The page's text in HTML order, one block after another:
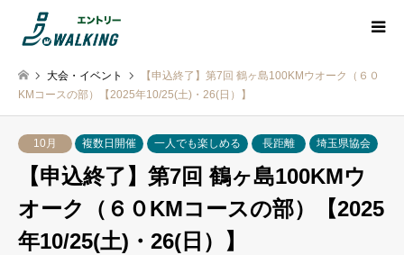
大会・イベント
【申込終了】第7回 鶴ヶ島100KMウオーク（６０
KMコースの部）【2025年10/25(土)・26(日）】
10月 複数日開催 一人でも楽しめる 長距離 埼玉県協会
【申込終了】第7回 鶴ヶ島100KMウ
オーク（６０KMコースの部）【2025
年10/25(土)・26(日）】